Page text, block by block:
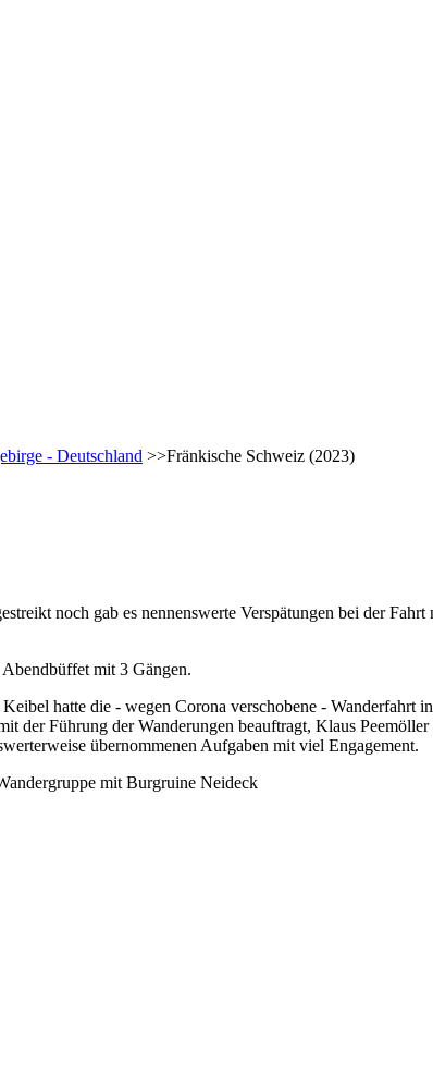
- Deutschland >>Fränkische Schweiz (2023)
noch gab es nennenswerte Verspätungen bei der
mit 3 Gängen.
hatte die - wegen Corona verschobene - Wanderfahrt
der Führung der Wanderungen beauftragt, Klaus
übernommenen Aufgaben mit viel Engagement.